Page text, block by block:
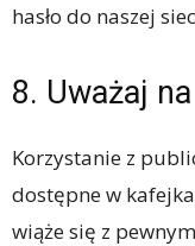
hasło do naszej
8. Uważaj
Korzystanie z
dostępne w
wiąże się z